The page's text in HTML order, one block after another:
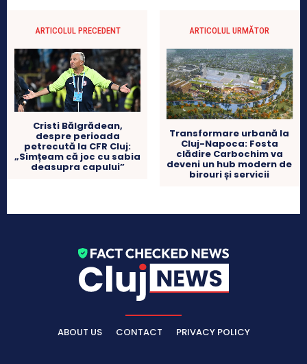
ARTICOLUL PRECEDENT
Cristi Bălgrădean,
despre perioada
petrecută la CFR Cluj:
„Simțeam că joc cu sabia
deasupra capului”
ARTICOLUL URMĂTOR
Transformare urbană la
Cluj-Napoca: Fosta
clădire Carbochim va
deveni un hub modern de
birouri și servicii
ABOUT US CONTACT PRIVACY POLICY